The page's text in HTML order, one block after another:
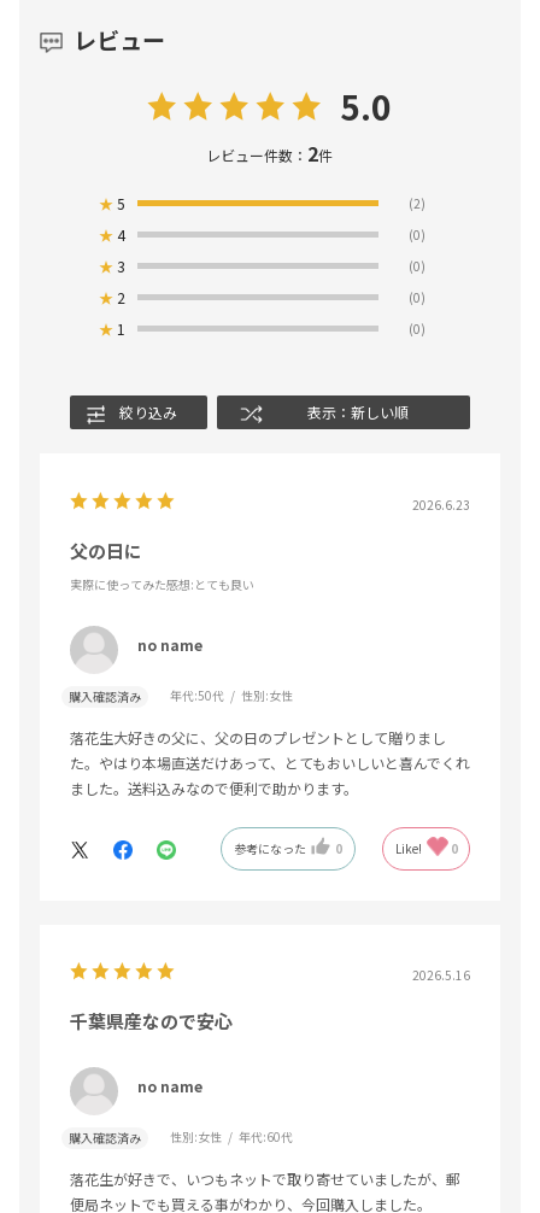
レビュー
5.0
レビュー件数： 2件
★5 (2)
★4 (0)
★3 (0)
★ 2 (0)
★ 1 (0)
絞り込み 表示：新しい順
2026.6.23
父の日に
実際に使ってみた感想:とても良い
no name
購入確認済み 年代:50代 性別:女性
落花生大好きの父に、父の日のプレゼントとして贈りまし
た。やはり本場直送だけあって、とてもおいしいと喜んでくれ
ました。送料込みなので便利で助かります。
参考になった 0 Like! 0
2026.5.16
千葉県産なので安心
no name
購入確認済み 性別:女性 年代:60代
落花生が好きで、いつもネットで取り寄せていましたが、郵
便局ネットでも買える事がわかり、今回購入しました。